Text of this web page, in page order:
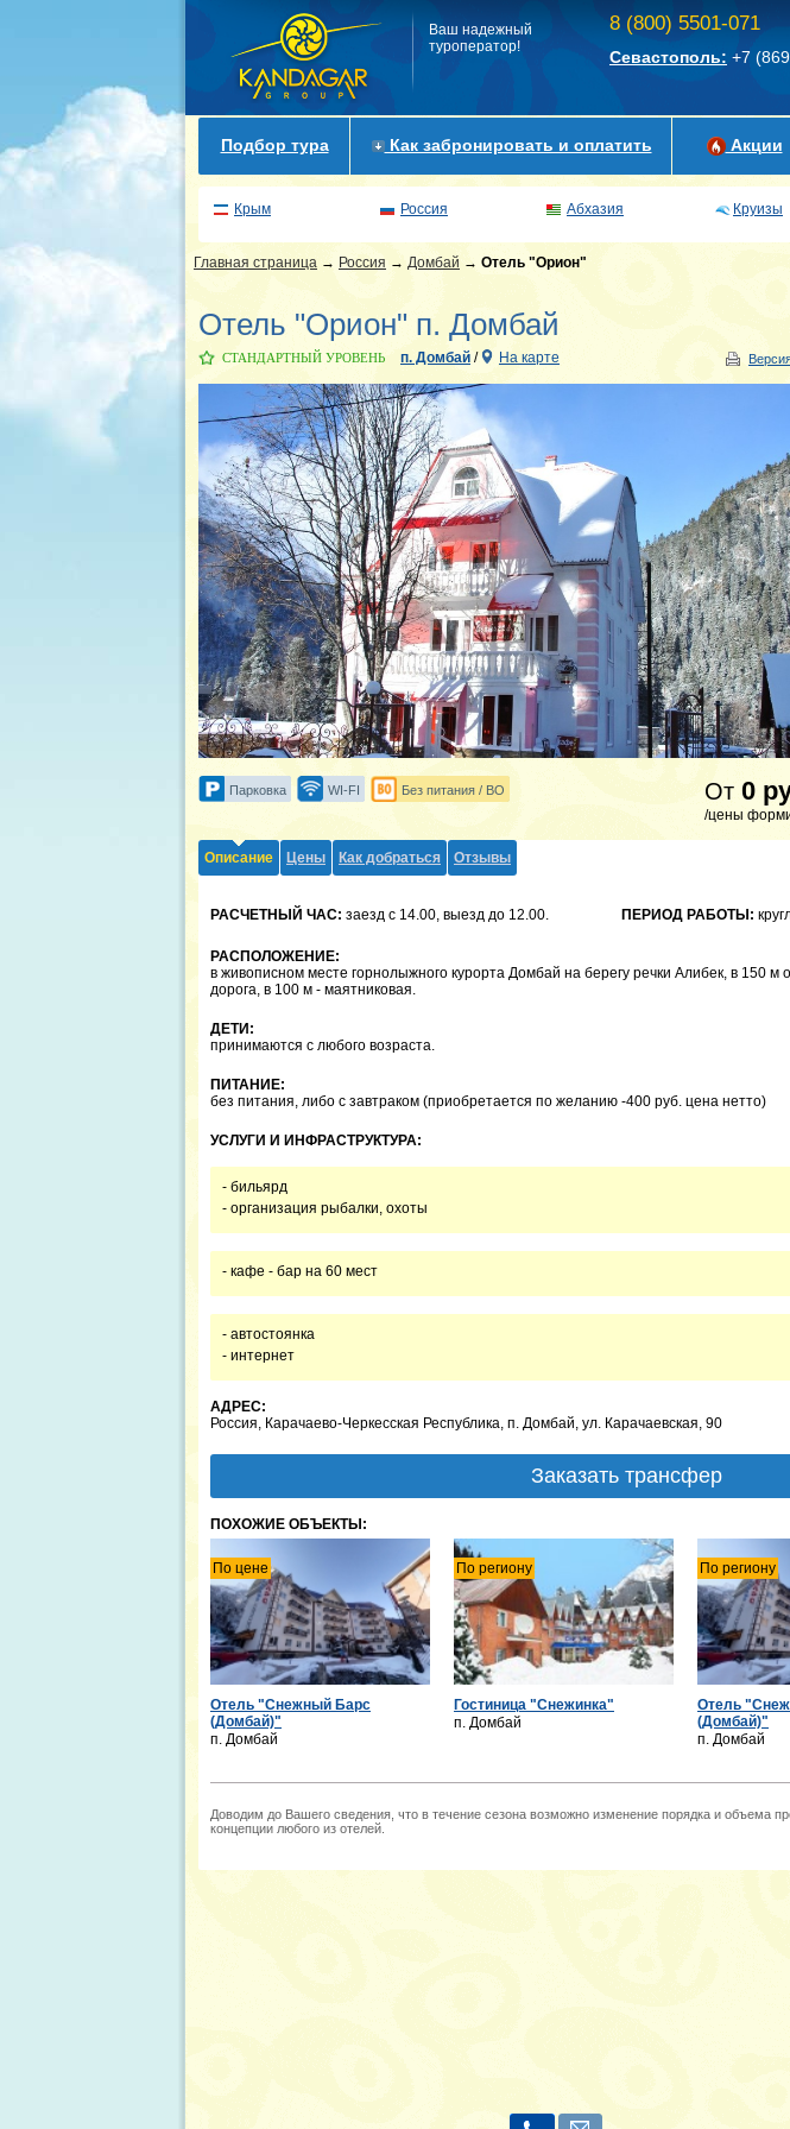
Ваш надежный
туроператор!
8 (800) 5501-071
Севастополь: +7
Подбор тура Как забронировать и оплатить Акции
Крым Россия Абхазия Круизы
Главная страница → Россия → Домбай → Отель "Орион"
Отель "Орион" п. Домбай
СТАНДАРТНЫЙ УРОВЕНЬ п. Домбай / На карте
Парковка WI-FI Без питания / BO От 0
/цены
Описание Цены Как добраться Отзывы
РАСЧЕТНЫЙ ЧАС: заезд с 14.00, выезд до 12.00. ПЕРИОД РАБОТЫ:
РАСПОЛОЖЕНИЕ:
в живописном месте горнолыжного курорта Домбай на берегу речки Алибек, в 150 м
дорога, в 100 м - маятниковая.
ДЕТИ:
принимаются с любого возраста.
ПИТАНИЕ:
без питания, либо с завтраком (приобретается по желанию -400 руб. цена нетто)
УСЛУГИ И ИНФРАСТРУКТУРА:
- бильярд
- организация рыбалки, охоты
- кафе - бар на 60 мест
- автостоянка
- интернет
АДРЕС:
Россия, Карачаево-Черкесская Республика, п. Домбай, ул. Карачаевская, 90
Заказать трансфер
ПОХОЖИЕ ОБЪЕКТЫ:
По цене
Отель "Снежный Барс
(Домбай)"
п. Домбай
По региону
Гостиница "Снежинка"
п. Домбай
По региону
Отель
(Домбай)"
п. Домбай
Доводим до Вашего сведения, что в течение сезона возможно изменение порядка и объема
концепции любого из отелей.